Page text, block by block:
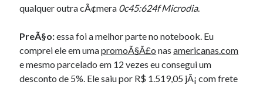
qualquer outra cÃ¢mera 0c45:624f Microdia.
PreÃ§o:essa foi a melhor parte no notebook. Eu
comprei ele em umapromoÃ§Ã£o nasamericanas.com
e mesmo parcelado em 12 vezes eu consegui um
desconto de 5%. Ele saiu por R$ 1.519,05 jÃ¡ com frete